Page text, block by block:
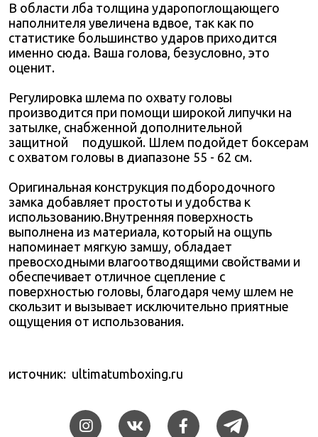
В области лба толщина ударопоглощающего
наполнителя увеличена вдвое, так как по
статистике большинство ударов приходится
именно сюда. Ваша голова, безусловно, это
оценит.
Регулировка шлема по охвату головы
производится при помощи широкой липучки на
затылке, снабженной дополнительной
защитной подушкой. Шлем подойдет боксерам
с охватом головы в диапазоне 55 - 62 см.
Оригинальная конструкция подбородочного
замка добавляет простоты и удобства к
использованию.Внутренняя поверхность
выполнена из материала, который на ощупь
напоминает мягкую замшу, обладает
превосходными влагоотводящими свойствами и
обеспечивает отличное сцепление с
поверхностью головы, благодаря чему шлем не
скользит и вызывает исключительно приятные
ощущения от использования.
источник: ultimatumboxing.ru